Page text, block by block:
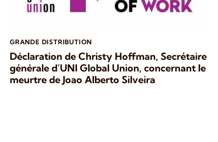
GRANDE DISTRIBUTION
Déclaration de Christy Hoffman, Secrétaire
générale d’UNI Global Union, concernant le
meurtre de Joao Alberto Silveira